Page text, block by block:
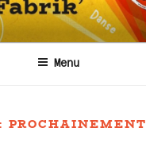
Menu
PROCHAINEMENT